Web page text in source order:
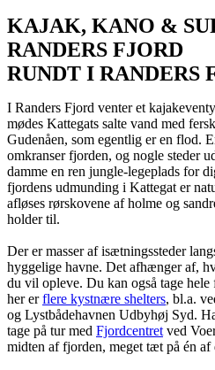
KAJAK, KANO &
RANDERS FJORD
RUNDT I RANDERS
I Randers Fjord venter et
mødes Kattegats salte vand med
Gudenåen, som egentlig er en flod.
omkranser fjorden, og nogle steder
damme en ren jungle-legeplads for
fjordens udmunding i Kattegat er
afløses rørskovene af holme og
holder til.
Der er masser af isætningssteder
hyggelige havne. Det afhænger af,
du vil opleve. Du kan også tage
her erflere kystnære shelters, bl.a.
og Lystbådehavnen Udbyhøj Syd.
tage på tur med Fjordcentret ved
midten af fjorden, meget tæt på én af